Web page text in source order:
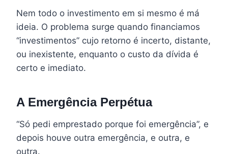
Nem todo o investimento em si mesmo é má
ideia. O problema surge quando financiamos
“investimentos” cujo retorno é incerto, distante,
ou inexistente, enquanto o custo da dívida é
certo e imediato.
A Emergência Perpétua
“Só pedi emprestado porque foi emergência”, e
depois houve outra emergência, e outra, e
outra.